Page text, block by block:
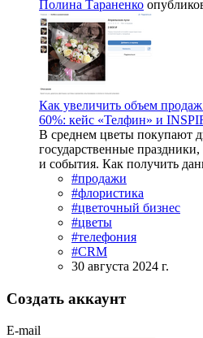
Полина Тараненко
Как увеличить объем
60%: кейс «Телфин» и
В среднем цветы покупают
государственные
и события. Как получить
#продажи
#флористика
#цветочный бизнес
#цветы
#телефония
#CRM
30 августа 2024 г.
Создать аккаунт
E-mail